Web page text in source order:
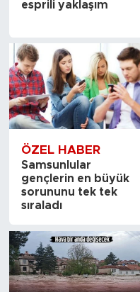
esprili yaklaşım
ÖZEL HABER
Samsunlular
gençlerin en büyük
sorununu tek tek
sıraladı